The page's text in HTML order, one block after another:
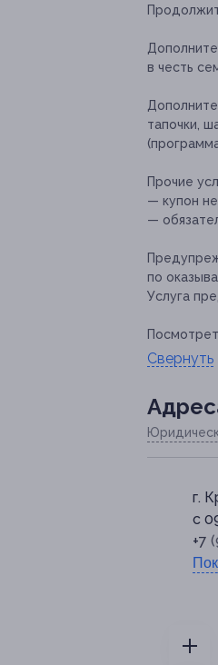
в честь
тапочки,
Прочие
— купон
—
по
Услуга
Свернуть
г.
с
+7